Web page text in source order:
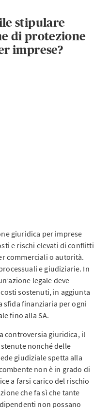
stipulare
di protezione
imprese?
giuridica per imprese
e rischi elevati di conflitti
commerciali o autorità.
e giudiziarie. In
legale deve
sostenuti, in aggiunta
sfida finanziaria per ogni
fino alla SA.
controversia giuridica, il
nonché delle
giudiziale spetta alla
non è in grado di
a farsi carico del rischio
che fa sì che tante
non possano